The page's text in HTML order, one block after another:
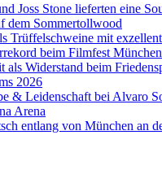
Joss Stone lieferten eine
dem Sommertollwood
Trüffelschweine mit
beim Filmfest
als Widerstand beim
2026
& Leidenschaft bei Alvaro
Arena
entlang von München an